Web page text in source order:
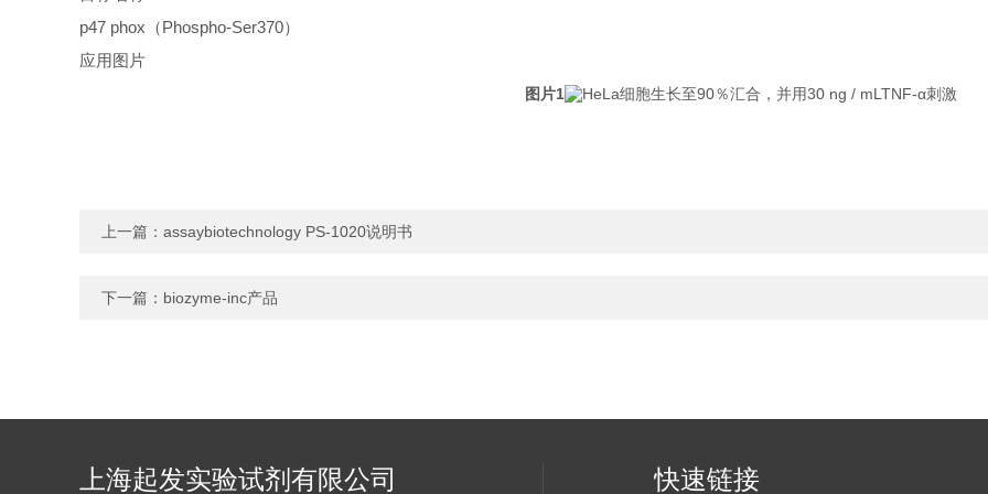
p47 phox（Phospho-Ser370）
应用图片
图片1 HeLa细胞生长至90％汇合，并用30 ng / mLTNF-α刺激
上一篇： assaybiotechnology PS-1020说明书
下一篇： biozyme-inc产品
上海起发实验试剂有限公司 快速链接